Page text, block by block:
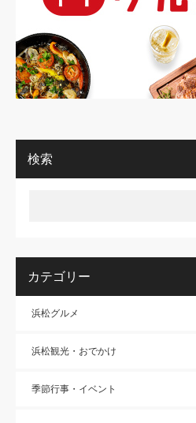
検索
カテゴリー
浜松グルメ
浜松観光・おでかけ
季節行事・イベント